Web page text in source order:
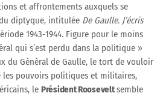
et affrontements auxquels se
diptyque, intitulée De Gaulle. J’écris
1943-1944. Figure pour le moins
qui s’est perdu dans la politique »
du Général de Gaulle, le tort de vouloir
les pouvoirs politiques et militaires,
le Président Rooseveltsemble